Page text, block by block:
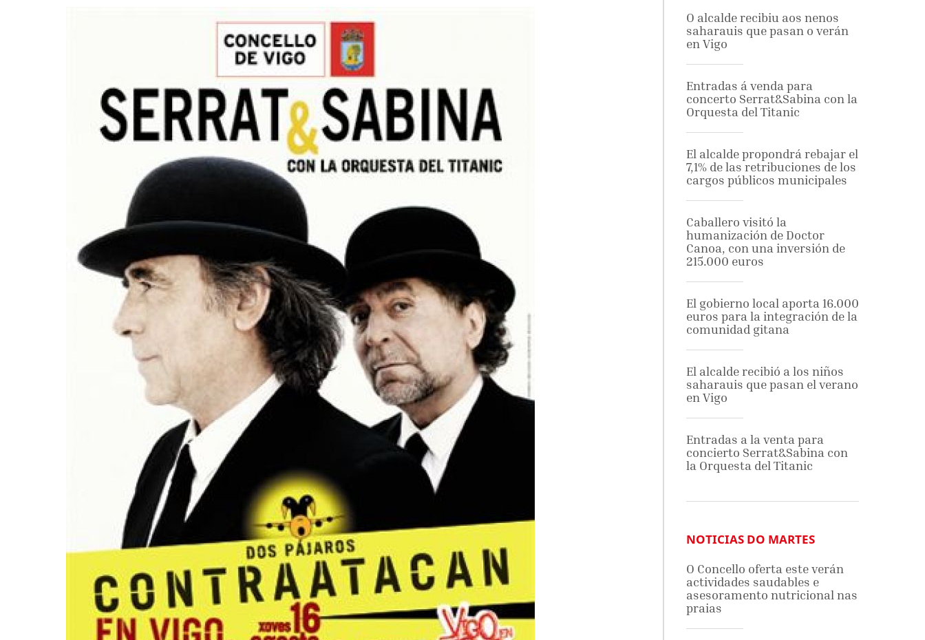
O alcalde recibiu aos nenos
saharauis que pasan o verán
en Vigo
Entradas á venda para
concerto Serrat&Sabina con la
Orquesta del Titanic
El alcalde propondrá rebajar el
7,1% de las retribuciones de los
cargos públicos municipales
Caballero visitó la
humanización de Doctor
Canoa, con una inversión de
215.000 euros
El gobierno local aporta 16.000
euros para la integración de la
comunidad gitana
El alcalde recibió a los niños
saharauis que pasan el verano
en Vigo
Entradas a la venta para
concierto Serrat&Sabina con
la Orquesta del Titanic
NOTICIAS DO MARTES
O Concello oferta este verán
actividades saudables e
asesoramento nutricional nas
praias